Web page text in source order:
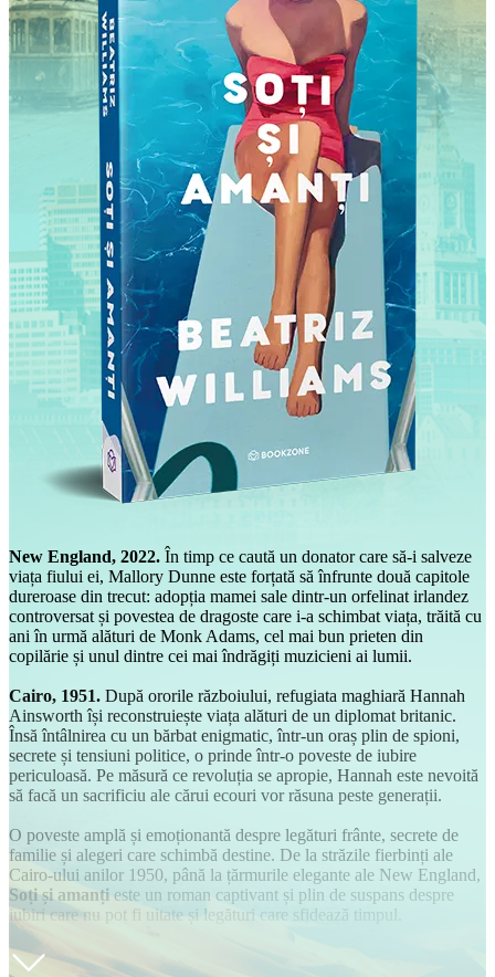
New England, 2022. În timp ce caută un donator care să-i salveze
viața fiului ei, Mallory Dunne este forțată să înfrunte două capitole
dureroase din trecut: adopția mamei sale dintr-un orfelinat irlandez
controversat și povestea de dragoste care i-a schimbat viața, trăită cu
ani în urmă alături de Monk Adams, cel mai bun prieten din
copilărie și unul dintre cei mai îndrăgiți muzicieni ai lumii.
Cairo, 1951. După ororile războiului, refugiata maghiară Hannah
Ainsworth își reconstruiește viața alături de un diplomat britanic.
Însă întâlnirea cu un bărbat enigmatic, într-un oraș plin de spioni,
secrete și tensiuni politice, o prinde într-o poveste de iubire
periculoasă. Pe măsură ce revoluția se apropie, Hannah este nevoită
să facă un sacrificiu ale cărui ecouri vor răsuna peste generații.
O poveste amplă și emoționantă despre legături frânte, secrete de
familie și alegeri care schimbă destine. De la străzile fierbinți ale
Cairo-ului anilor 1950, până la țărmurile elegante ale New England,
Soți și amanți este un roman captivant și plin de suspans despre
iubiri care nu pot fi uitate și legături care sfidează timpul.